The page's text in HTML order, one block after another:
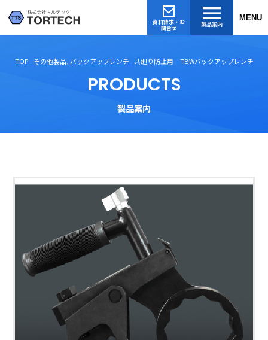
資料請求・お
問合せ
製品案内
MENU
TOP その他製品 バックアップレンチ 共廻り防止用 TBWバックアップレンチ
PRODUCTS
製品案内